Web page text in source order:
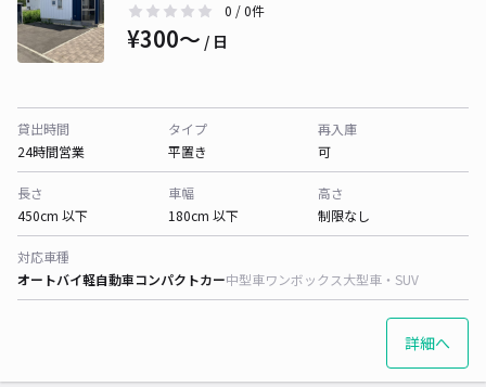
0 / 0件
¥300〜 / 日
貸出時間
24時間営業
タイプ
平置き
再入庫
可
長さ
450cm 以下
車幅
180cm 以下
高さ
制限なし
対応車種
オートバイ軽自動車コンパクトカー中型車ワンボックス大型車・SUV
詳細へ